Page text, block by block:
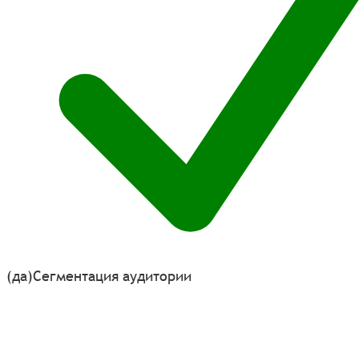
(да)Сегментация аудитории